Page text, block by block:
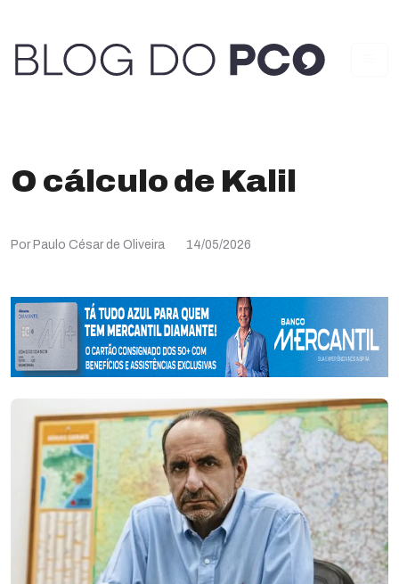
O cálculo de Kalil
Por Paulo César de Oliveira 14/05/2026